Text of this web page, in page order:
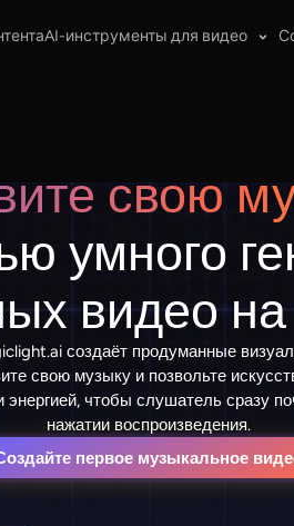
AI-инструменты для видео
свою
умного
видео
создаёт продуманные
свою музыку и позвольте
чтобы слушатель сразу
нажатии воспроизведения.
первое музыкальное